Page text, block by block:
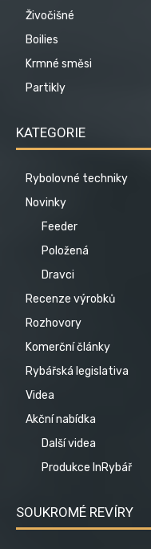
Živočišné
Boilies
Krmné směsi
Partikly
KATEGORIE
Rybolovné techniky
Novinky
Feeder
Položená
Dravci
Recenze výrobků
Rozhovory
Komerční články
Rybářská legislativa
Videa
Akční nabídka
Další videa
Produkce InRybář
SOUKROMÉ REVÍRY